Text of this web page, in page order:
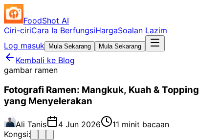
FoodShot AI
Ciri-ciriCara Ia BerfungsiHargaSoalan Lazim
Log masuk
Mula Sekarang Mula Sekarang
Kembali ke Blog
gambar ramen
Fotografi Ramen: Mangkuk, Kuah & Topping
yang Menyelerakan
Ali Tanis 4 Jun 2026
11 minit bacaan
Kongsi: